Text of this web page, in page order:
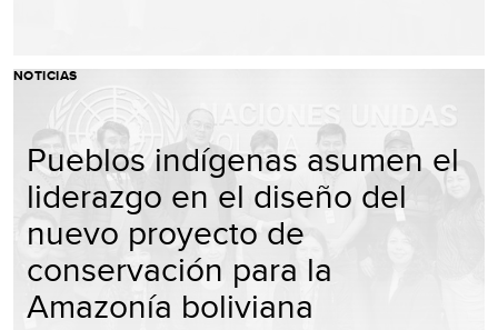
NOTICIAS
Pueblos indígenas asumen el
liderazgo en el diseño del
nuevo proyecto de
conservación para la
Amazonía boliviana